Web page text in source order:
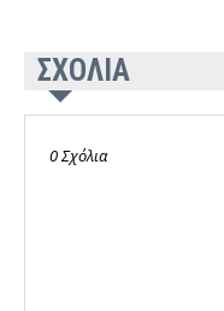
ΣΧΟΛΙΑ
0 Σχόλια